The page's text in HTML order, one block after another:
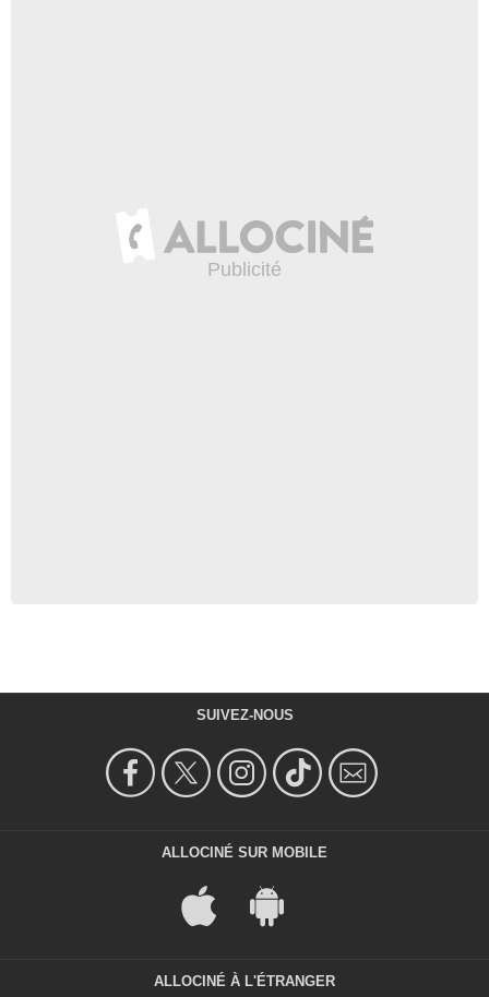
SUIVEZ-NOUS
ALLOCINÉ SUR MOBILE
ALLOCINÉ À L'ÉTRANGER